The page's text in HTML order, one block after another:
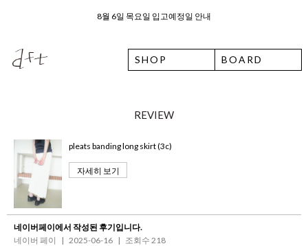
8월 6일 목요일 입고예정일 안내
SHOP BOARD
REVIEW
pleats banding long skirt (3c)
자세히 보기
네이버페이에서 작성된 후기입니다.
네이버 페이
| 2025-06-16 | 조회수 218